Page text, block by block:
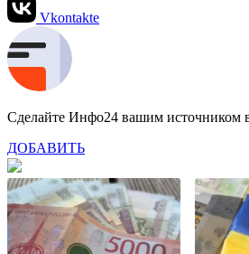
Vkontakte
Сделайте Инфо24 вашим источником
ДОБАВИТЬ